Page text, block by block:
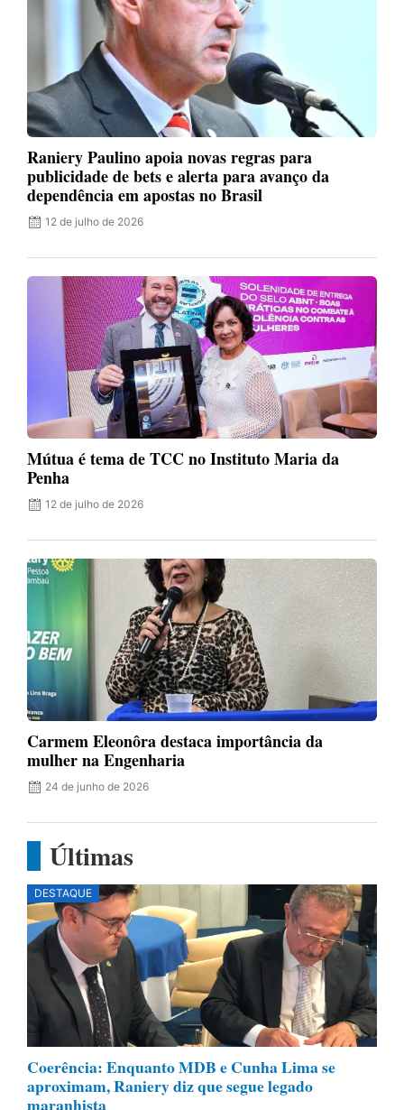
Raniery Paulino apoia novas regras para
publicidade de bets e alerta para avanço da
dependência em apostas no Brasil
12 de julho de 2026
Mútua é tema de TCC no Instituto Maria da
Penha
12 de julho de 2026
Carmem Eleonôra destaca importância da
mulher na Engenharia
24 de junho de 2026
Últimas
DESTAQUE
Coerência: Enquanto MDB e Cunha Lima se
aproximam, Raniery diz que segue legado
maranhista